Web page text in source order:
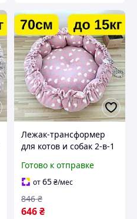
Лежак-трансформер
для котов и собак 2-в-1
домик-коврик,
регулируемый, теплый
KT8004683
Готово к отправке
от65₴/мес
646₴
846 ₴